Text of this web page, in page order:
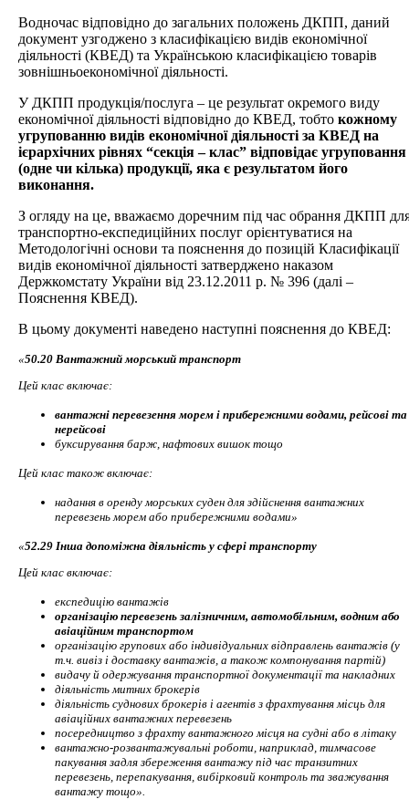
Водночас відповідно до загальних положень ДКПП, даний
документ узгоджено з класифікацією видів економічної
діяльності (КВЕД) та Українською класифікацією товарів
зовнішньоекономічної діяльності.
У ДКПП продукція/послуга – це результат окремого виду
економічної діяльності відповідно до КВЕД, тобто кожному
угрупованню видів економічної діяльності за КВЕД на
ієрархічних рівнях “секція – клас” відповідає угруповання
(одне чи кілька) продукції, яка є результатом його
виконання.
З огляду на це, вважаємо доречним під час обрання ДКПП
транспортно-експедиційних послуг орієнтуватися на
Методологічні основи та пояснення до позицій Класифікації
видів економічної діяльності затверджено наказом
Держкомстату України від 23.12.2011 р. № 396 (далі –
Пояснення КВЕД).
В цьому документі наведено наступні пояснення до КВЕД:
«50.20 Вантажний морський транспорт
Цей клас включає:
вантажні перевезення морем і прибережними водами, рейсові та
нерейсові
буксирування барж, нафтових вишок тощо
Цей клас також включає:
надання в оренду морських суден для здійснення вантажних
перевезень морем або прибережними водами»
«52.29 Інша допоміжна діяльність у сфері транспорту
Цей клас включає:
експедицію вантажів
організацію перевезень залізничним, автомобільним, водним або
авіаційним транспортом
організацію групових або індивідуальних відправлень вантажів (у
т.ч. вивіз і доставку вантажів, а також компонування партій)
видачу й одержування транспортної документації та накладних
діяльність митних брокерів
діяльність суднових брокерів і агентів з фрахтування місць для
авіаційних вантажних перевезень
посередництво з фрахту вантажного місця на судні або в літаку
вантажно-розвантажувальні роботи, наприклад, тимчасове
пакування задля збереження вантажу під час транзитних
перевезень, перепакування, вибірковий контроль та зважування
вантажу тощо».